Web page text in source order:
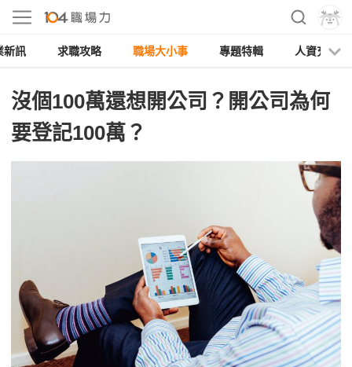
新訊 求職攻略 職場大小事 專題特輯 人資充電
沒個100萬還想開公司？開公司為何
要登記100萬？